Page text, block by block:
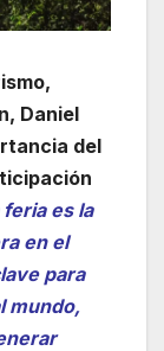
Daniel
del
feria es la
en el
para
mundo,